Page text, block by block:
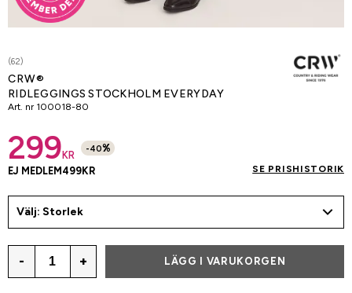
(62)
CRW®
RIDLEGGINGS STOCKHOLM EVERYDAY
Art. nr 100018-80
299 KR
-40%
EJ MEDLEM 499KR SE PRISHISTORIK
Välj: Storlek
- + LÄGG I VARUKORGEN